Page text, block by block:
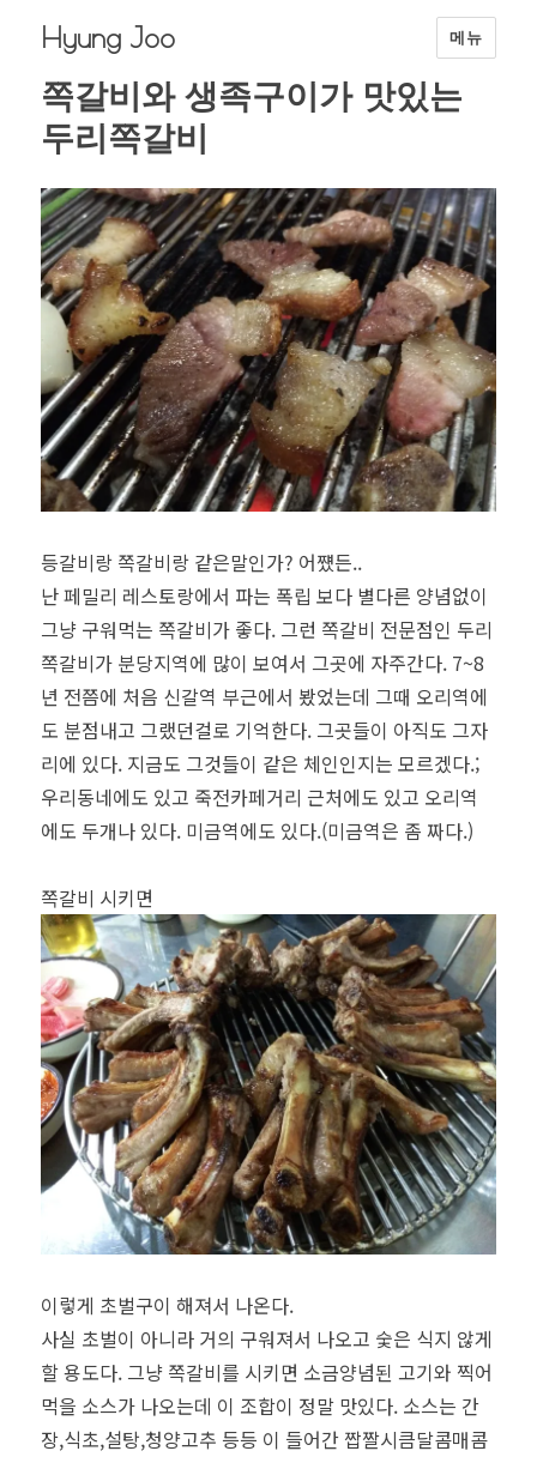
Hyung Joo 메뉴
쪽갈비와 생족구이가 맛있는
두리쪽갈비
등갈비랑 쪽갈비랑 같은말인가? 어쩄든..
난 페밀리 레스토랑에서 파는 폭립 보다 별다른 양념없이
그냥 구워먹는 쪽갈비가 좋다. 그런 쪽갈비 전문점인 두리
쪽갈비가 분당지역에 많이 보여서 그곳에 자주간다. 7~8
년 전쯤에 처음 신갈역 부근에서 봤었는데 그때 오리역에
도 분점내고 그랬던걸로 기억한다. 그곳들이 아직도 그자
리에 있다. 지금도 그것들이 같은 체인인지는 모르겠다.;
우리동네에도 있고 죽전카페거리 근처에도 있고 오리역
에도 두개나 있다. 미금역에도 있다.(미금역은 좀 짜다.)
쪽갈비 시키면
이렇게 초벌구이 해져서 나온다.
사실 초벌이 아니라 거의 구워져서 나오고 숯은 식지 않게
할 용도다. 그냥 쪽갈비를 시키면 소금양념된 고기와 찍어
먹을 소스가 나오는데 이 조합이 정말 맛있다. 소스는 간
장,식초,설탕,청양고추 등등 이 들어간 짭짤시큼달콤매콤